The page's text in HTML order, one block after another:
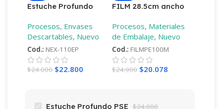
Estuche Profundo
Procesos, Envases
Descartables, Nuevo
Cod.: NEX-110EP
$24.000 $22.800
FILM 28.5cm ancho
largos–100mt
Procesos, Materiales
de Embalaje, Nuevo
Cod.: FILMPE100M
$24.900 $20.078
Estuche Profundo PSE $24.000